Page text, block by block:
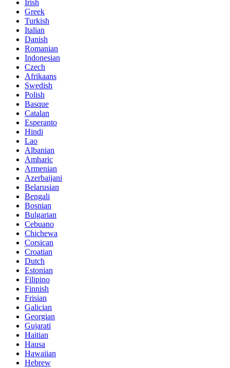
Irish
Greek
Turkish
Italian
Danish
Romanian
Indonesian
Czech
Afrikaans
Swedish
Polish
Basque
Catalan
Esperanto
Hindi
Lao
Albanian
Amharic
Armenian
Azerbaijani
Belarusian
Bengali
Bosnian
Bulgarian
Cebuano
Chichewa
Corsican
Croatian
Dutch
Estonian
Filipino
Finnish
Frisian
Galician
Georgian
Gujarati
Haitian
Hausa
Hawaiian
Hebrew